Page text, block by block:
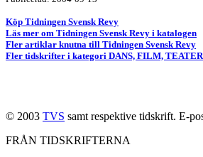
Köp Tidningen Svensk Revy
Läs mer om Tidningen Svensk Revy i katalogen
Fler artiklar knutna till Tidningen Svensk Revy
Fler tidskrifter i kategori DANS, FILM,
© 2003 TVS samt respektive tidskrift. E-
FRÅN TIDSKRIFTERNA